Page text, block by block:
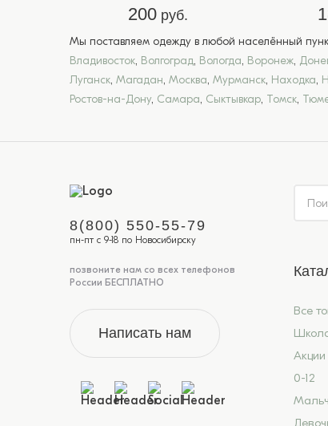
200 руб.
Мы поставляем одежду в любой населённый
Владивосток, Волгоград, Вологда, Воронеж,
Луганск, Магадан, Москва, Мурманск, Находка,
Ростов-на-Дону, Самара, Сыктывкар, Томск,
8(800) 550-55-79
пн-пт с 9-18 по Новосибирску
позвоните нам со всех телефонов
России БЕСПЛАТНО
Написать нам
Все
Акции
0-12